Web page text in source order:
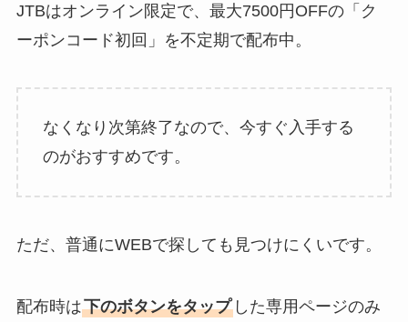
JTBはオンライン限定で、最大7500円OFFの「ク
ーポンコード初回」を不定期で配布中。
なくなり次第終了なので、今すぐ入手する
のがおすすめです。
ただ、普通にWEBで探しても見つけにくいです。
配布時は下のボタンをタップした専用ページのみ